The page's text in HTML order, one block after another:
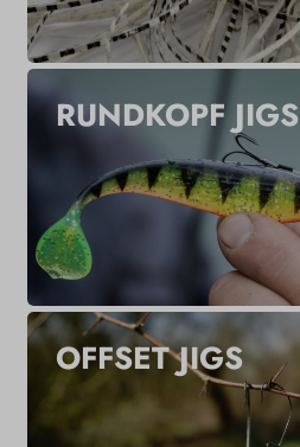
RUNDKOPF JIGS
OFFSET JIGS